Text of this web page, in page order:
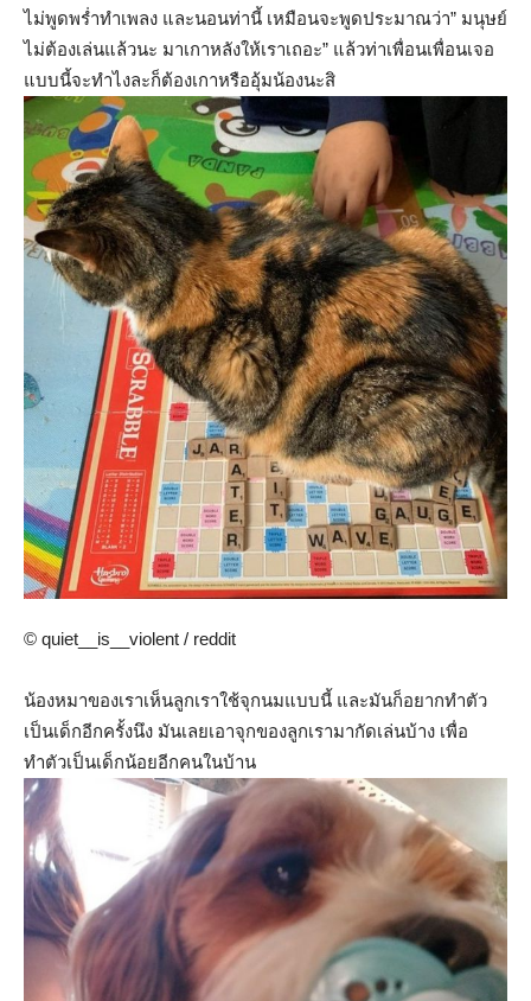
ไม่พูดพร่ำทำเพลง และนอนท่านี้ เหมือนจะพูดประมาณว่า” มนุษย์
ไม่ต้องเล่นแล้วนะ มาเกาหลังให้เราเถอะ” แล้วท่าเพื่อนเพื่อนเจอ
แบบนี้จะทำไงละก็ต้องเกาหรืออุ้มน้องนะสิ
© quiet__is__violent / reddit
น้องหมาของเราเห็นลูกเราใช้จุกนมแบบนี้ และมันก็อยากทำตัว
เป็นเด็กอีกครั้งนึง มันเลยเอาจุกของลูกเรามากัดเล่นบ้าง เพื่อ
ทำตัวเป็นเด็กน้อยอีกคนในบ้าน